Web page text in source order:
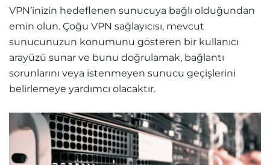
VPN’inizin hedeflenen sunucuya bağlı olduğundan
emin olun. Çoğu VPN sağlayıcısı, mevcut
sunucunuzun konumunu gösteren bir kullanıcı
arayüzü sunar ve bunu doğrulamak, bağlantı
sorunlarını veya istenmeyen sunucu geçişlerini
belirlemeye yardımcı olacaktır.